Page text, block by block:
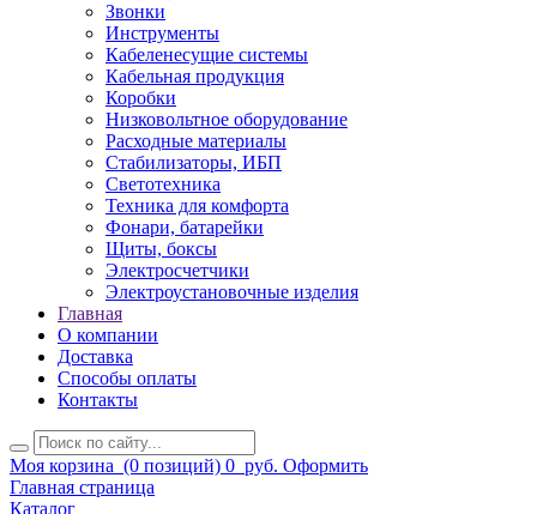
Звонки
Инструменты
Кабеленесущие системы
Кабельная продукция
Коробки
Низковольтное оборудование
Расходные материалы
Стабилизаторы, ИБП
Светотехника
Техника для комфорта
Фонари, батарейки
Щиты, боксы
Электросчетчики
Электроустановочные изделия
Главная
О компании
Доставка
Способы оплаты
Контакты
Моя корзина (0 позиций) 0 руб. Оформить
Главная страница
Каталог